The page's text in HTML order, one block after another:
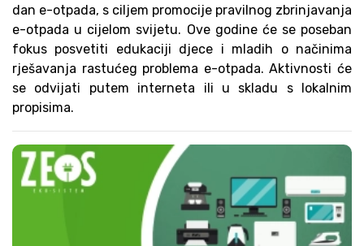
dan e-otpada, s ciljem promocije pravilnog zbrinjavanja
e-otpada u cijelom svijetu. Ove godine će se poseban
fokus posvetiti edukaciji djece i mladih o načinima
rješavanja rastućeg problema e-otpada. Aktivnosti će
se odvijati putem interneta ili u skladu s lokalnim
propisima.